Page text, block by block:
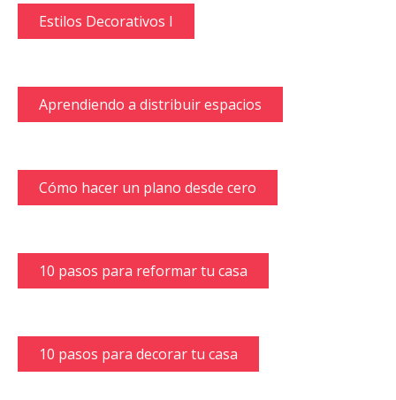
Estilos Decorativos I
Aprendiendo a distribuir espacios
Cómo hacer un plano desde cero
10 pasos para reformar tu casa
10 pasos para decorar tu casa